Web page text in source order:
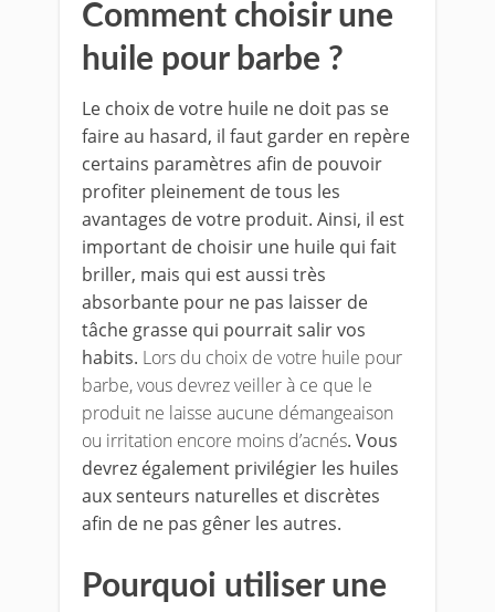
Comment choisir une
huile pour barbe ?
Le choix de votre huile ne doit pas se
faire au hasard, il faut garder en repère
certains paramètres afin de pouvoir
profiter pleinement de tous les
avantages de votre produit. Ainsi, il est
important de choisir une huile qui fait
briller, mais qui est aussi très
absorbante pour ne pas laisser de
tâche grasse qui pourrait salir vos
habits. Lors du choix de votre huile pour
barbe, vous devrez veiller à ce que le
produit ne laisse aucune démangeaison
ou irritation encore moins d’acnés. Vous
devrez également privilégier les huiles
aux senteurs naturelles et discrètes
afin de ne pas gêner les autres.
Pourquoi utiliser une